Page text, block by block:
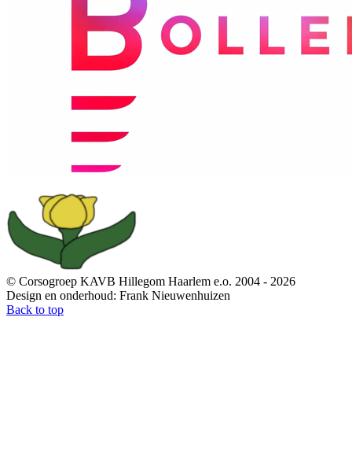
© Corsogroep KAVB Hillegom Haarlem e.o. 2004 - 2026
Design en onderhoud: Frank Nieuwenhuizen
Back to top